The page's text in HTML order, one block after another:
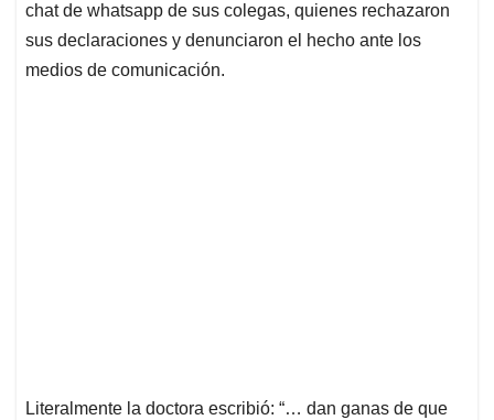
chat de whatsapp de sus colegas, quienes rechazaron
sus declaraciones y denunciaron el hecho ante los
medios de comunicación.
Literalmente la doctora escribió: “… dan ganas de que